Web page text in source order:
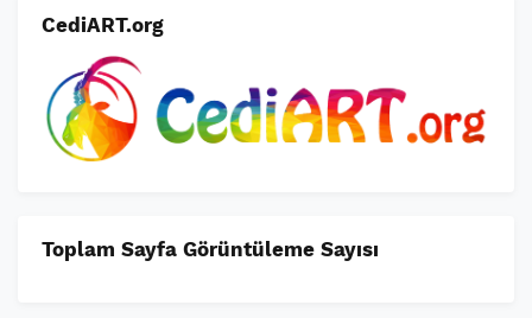
CediART.org
Toplam Sayfa Görüntüleme Sayısı